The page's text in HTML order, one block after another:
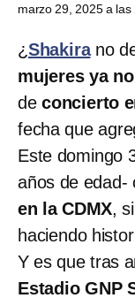
marzo 29, 2025 a las
¿Shakira no
mujeres ya
de concierto
fecha que
Este domingo
años de edad-
en la CDMX,
haciendo
Y es que tras
Estadio GNP